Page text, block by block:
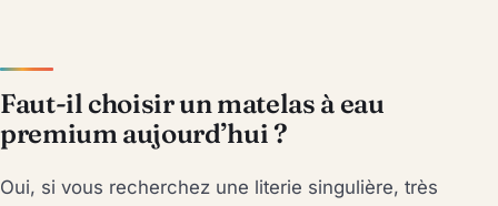
Faut-il choisir un matelas à eau
premium aujourd’hui ?
Oui, si vous recherchez une literie singulière, très